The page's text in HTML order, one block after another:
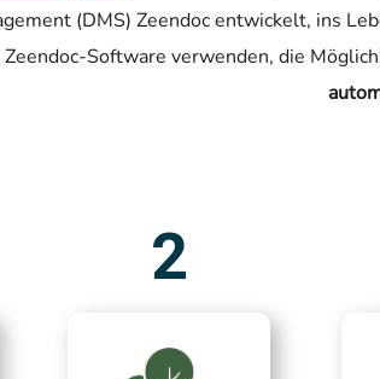
(DMS) Zeendoc entwickelt, ins
Zeendoc-Software verwenden, die
2